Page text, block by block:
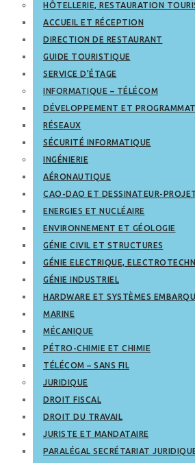
HÔTELLERIE, RESTAURATION
ACCUEIL ET RÉCEPTION
DIRECTION DE RESTAURANT
GUIDE TOURISTIQUE
SERVICE D’ÉTAGE
INFORMATIQUE – TÉLÉCOM
DÉVELOPPEMENT ET
RÉSEAUX
SÉCURITÉ INFORMATIQUE
INGÉNIERIE
AÉRONAUTIQUE
CAO-DAO ET DESSINATEUR-
ENERGIES ET NUCLÉAIRE
ENVIRONNEMENT ET GÉOLOGIE
GÉNIE CIVIL ET STRUCTURES
GÉNIE ELECTRIQUE,
GÉNIE INDUSTRIEL
HARDWARE ET SYSTÈMES
MARINE
MÉCANIQUE
PÉTRO-CHIMIE ET CHIMIE
TÉLÉCOM – SANS FIL
JURIDIQUE
DROIT FISCAL
DROIT DU TRAVAIL
JURISTE ET MANDATAIRE
PARALÉGAL SECRÉTARIAT